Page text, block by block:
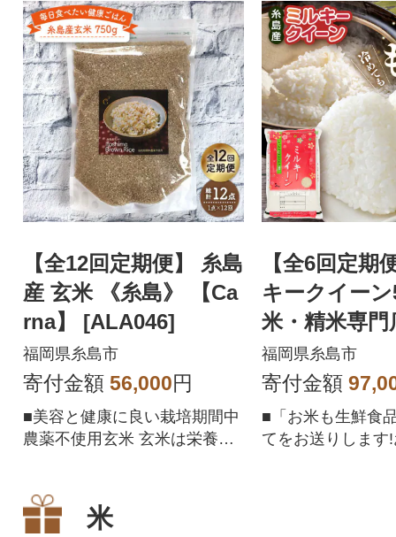
【全12回定期便】 糸島
産 玄米 《糸島》 【Ca
rna】 [ALA046]
福岡県糸島市
寄付金額 56,000円
■美容と健康に良い栽培期間中
農薬不使用玄米 玄米は栄養価
て、ビタミンB群、カルシウム
やマグネシウムなどのミネラ
【全6回定期
キークイー
米・精米専門
一郎商店】
福岡県糸島市
寄付金額
■「お米も生鮮食
てをお送りします
米